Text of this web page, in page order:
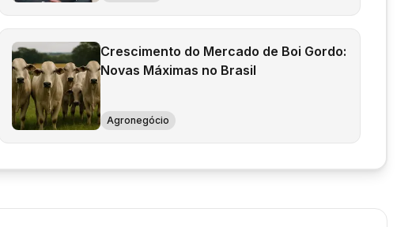
Crescimento do Mercado de Boi Gordo:
Novas Máximas no Brasil
Agronegócio